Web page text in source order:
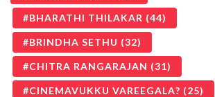
BHARATHI THILAKAR (44)
BRINDHA SETHU (32)
CHITRA RANGARAJAN (31)
CINEMAVUKKU VAREEGALA? (25)